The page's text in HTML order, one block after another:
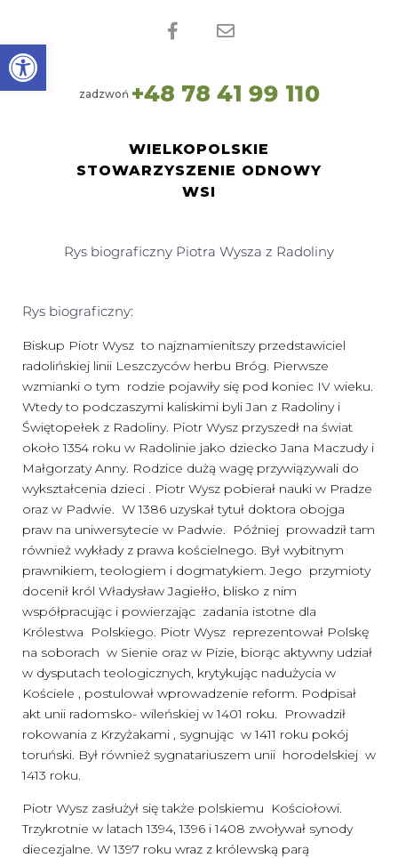
Open toolbar
WIELKOPOLSKIE
STOWARZYSZENIE ODNOWY
WSI
zadzwoń +48 78 41 99 110
Rys biograficzny Piotra Wysza z Radoliny
Rys biograficzny:
Biskup Piotr Wysz to najznamienitszy przedstawiciel
radolińskiej linii Leszczyców herbu Bróg. Pierwsze
wzmianki o tym rodzie pojawiły się pod koniec IV wieku.
Wtedy to podczaszymi kaliskimi byli Jan z Radoliny i
Świętopełek z Radoliny. Piotr Wysz przyszedł na świat
około 1354 roku w Radolinie jako dziecko Jana Maczudy i
Małgorzaty Anny. Rodzice dużą wagę przywiązywali do
wykształcenia dzieci . Piotr Wysz pobierał nauki w Pradze
oraz w Padwie. W 1386 uzyskał tytuł doktora obojga
praw na uniwersytecie w Padwie. Później prowadził tam
również wykłady z prawa kościelnego. Był wybitnym
prawnikiem, teologiem i dogmatykiem. Jego przymioty
docenił król Władysław Jagiełło, blisko z nim
współpracując i powierzając zadania istotne dla
Królestwa Polskiego. Piotr Wysz reprezentował Polskę
na soborach w Sienie oraz w Pizie, biorąc aktywny udział
w dysputach teologicznych, krytykując nadużycia w
Kościele , postulował wprowadzenie reform. Podpisał
akt unii radomsko- wileńskiej w 1401 roku. Prowadził
rokowania z Krzyżakami , sygnując w 1411 roku pokój
toruński. Był również sygnatariuszem unii horodelskiej w
1413 roku.
Piotr Wysz zasłużył się także polskiemu Kościołowi.
Trzykrotnie w latach 1394, 1396 i 1408 zwoływał synody
diecezjalne. W 1397 roku wraz z królewską parą